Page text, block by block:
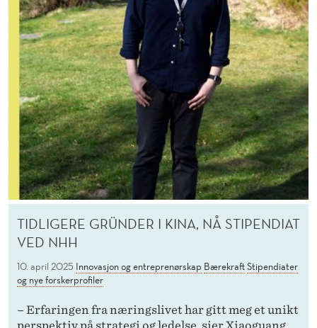
TIDLIGERE GRÜNDER I KINA, NÅ STIPENDIAT
VED NHH
10. april 2025 Innovasjon og entreprenørskap BærekraftStipendiater
og nye forskerprofiler
– Erfaringen fra næringslivet har gitt meg et unikt